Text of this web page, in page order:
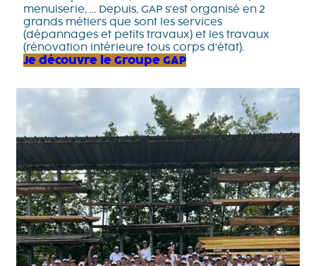
menuiserie, ... Depuis, GAP s'est organisé en 2
grands métiers que sont les services
(dépannages et petits travaux) et les travaux
(rénovation intérieure tous corps d'état).
Je découvre le Groupe GAP